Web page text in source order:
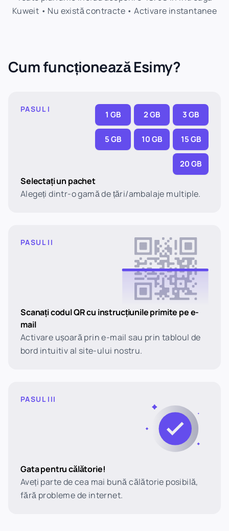
Kuweit • Nu există contracte • Activare instantanee
Cum funcționează Esimy?
PASUL I
1 GB 2 GB 3 GB
5 GB 10 GB 15 GB
20 GB
Selectați un pachet
Alegeți dintr-o gamă de țări/ambalaje multiple.
PASUL II
Scanați codul QR cu instrucțiunile primite pe e-
mail
Activare ușoară prin e-mail sau prin tabloul de
bord intuitiv al site-ului nostru.
PASUL III
Gata pentru călătorie!
Aveți parte de cea mai bună călătorie posibilă,
fără probleme de internet.